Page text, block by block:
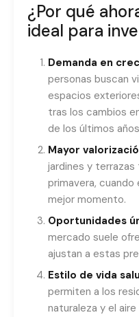
¿Por qué
ideal para
Demanda en
personas buscan
espacios
tras los cambios
de los últimos
Mayor
jardines y terrazas
primavera,
mejor momento.
Oportunidades
mercado suele
ajustan a estas
Estilo de vida
permiten a los
naturaleza y el